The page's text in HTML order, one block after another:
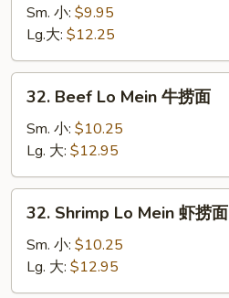
Pork
Mein
叉
Sm. 小: $9.95
Lg.大: $12.25
Beef
Lo
Mein
牛
捞
32. Beef Lo Mein 牛捞面
Sm. 小: $10.25
Lg. 大: $12.95
Shrimp
Lo
Mein
虾
32. Shrimp Lo Mein 虾捞面
Sm. 小: $10.25
Lg. 大: $12.95